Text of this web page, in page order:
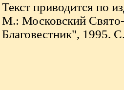
Текст приводится по
М.: Московский Свято-
Благовестник", 1995.